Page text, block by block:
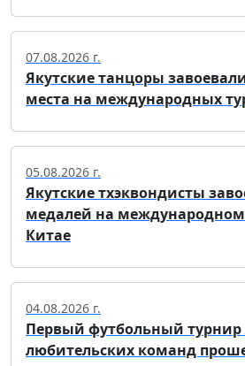
07.08.2026 г.
Якутские танцоры
места на международных
05.08.2026 г.
Якутские тхэквондисты
медалей на международном
Китае
04.08.2026 г.
Первый футбольный турнир
любительских команд